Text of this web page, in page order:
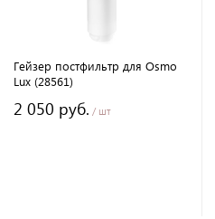
Гейзер постфильтр для Osmo
Lux (28561)
2 050 руб. / шт